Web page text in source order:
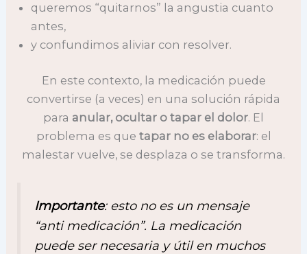
queremos “quitarnos” la angustia cuanto
antes,
y confundimos aliviar con resolver.
En este contexto, la medicación puede
convertirse (a veces) en una solución rápida
para anular, ocultar o tapar el dolor. El
problema es que tapar no es elaborar: el
malestar vuelve, se desplaza o se transforma.
Importante: esto no es un mensaje
“anti medicación”. La medicación
puede ser necesaria y útil en muchos